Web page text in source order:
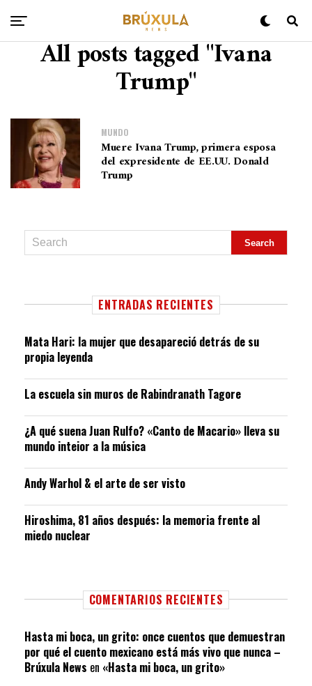
All posts tagged "Ivana
Trump"
MUNDO
Muere Ivana Trump, primera esposa
del expresidente de EE.UU. Donald
Trump
ENTRADAS RECIENTES
Mata Hari: la mujer que desapareció detrás de su
propia leyenda
La escuela sin muros de Rabindranath Tagore
¿A qué suena Juan Rulfo? «Canto de Macario» lleva su
mundo inteior a la música
Andy Warhol & el arte de ser visto
Hiroshima, 81 años después: la memoria frente al
miedo nuclear
COMENTARIOS RECIENTES
Hasta mi boca, un grito: once cuentos que demuestran
por qué el cuento mexicano está más vivo que nunca –
Brúxula News en «Hasta mi boca, un grito»